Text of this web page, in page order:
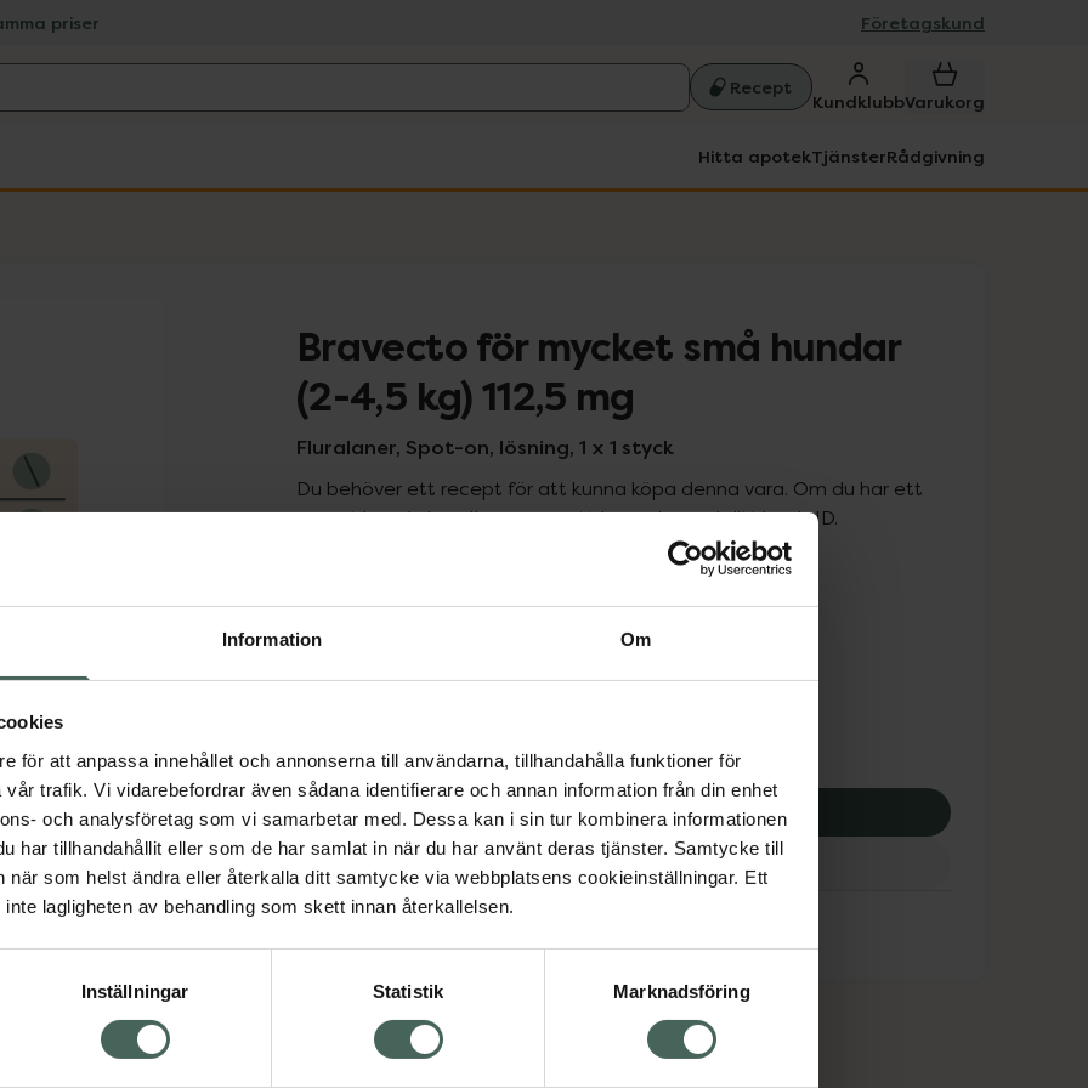
Information Om
för att anpassa innehållet och annonserna till användarna, tillhandahålla funktioner för
trafik. Vi vidarebefordrar även sådana identifierare och annan information från din enhet
och analysföretag som vi samarbetar med. Dessa kan i sin tur kombinera informationen
har tillhandahållit eller som de har samlat in när du har använt deras tjänster. Samtycke till
när som helst ändra eller återkalla ditt samtycke via webbplatsens cookieinställningar. Ett
lagligheten av behandling som skett innan återkallelsen.
Inställningar Statistik Marknadsföring
priser Företagskund
Recept
KundklubbVarukorg
Hitta apotekTjänsterRådgivning
Bravecto för mycket små hundar
(2-4,5 kg) 112,5 mg
Fluralaner, Spot-on, lösning, 1 x 1 styck
Du behöver ett recept för att kunna köpa denna vara. Om du har ett
recept kan du handla genom att logga in med ditt bank-ID.
299,50 kr
I apotek:299,50 kr
Köp via ditt recept
Aktuella erbjudanden
Dölj
Om recept och läkemedel